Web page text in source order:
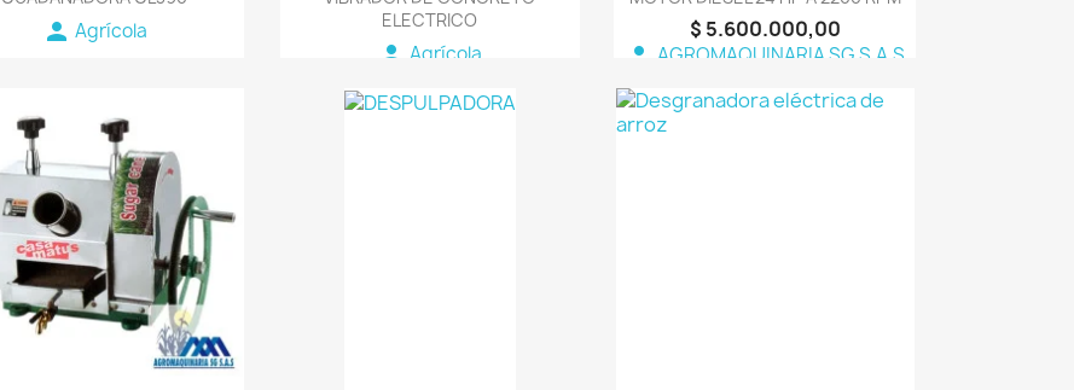
person Agrícola
ELECTRICO
person Agrícola
$ 5.600.000,00
person AGROMAQUINARIA SG S.A.S
favorite_border